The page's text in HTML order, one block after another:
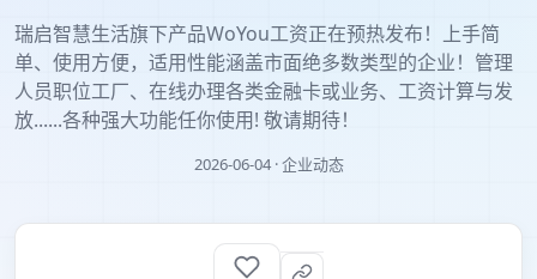
瑞启智慧生活旗下产品WoYou工资正在预热发布！上手简
单、使用方便，适用性能涵盖市面绝多数类型的企业！管理
人员职位工厂、在线办理各类金融卡或业务、工资计算与发
放......各种强大功能任你使用! 敬请期待！
2026-06-04 · 企业动态